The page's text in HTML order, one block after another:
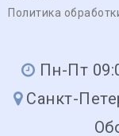
Политика
Пн-Пт
Санкт-